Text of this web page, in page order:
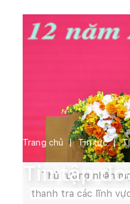
Trang chủ Tin tức
Tin tập
Thủ tướng nhấn
thanh tra các lĩnh